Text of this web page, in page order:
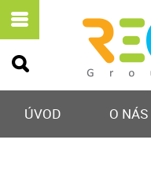
ÚVOD O NÁS